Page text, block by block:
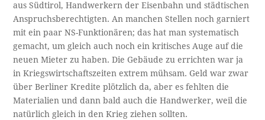
aus Südtirol, Handwerkern der Eisenbahn und städtischen
Anspruchsberechtigten. An manchen Stellen noch garniert
mit ein paar NS-Funktionären; das hat man systematisch
gemacht, um gleich auch noch ein kritisches Auge auf die
neuen Mieter zu haben. Die Gebäude zu errichten war ja
in Kriegswirtschaftszeiten extrem mühsam. Geld war zwar
über Berliner Kredite plötzlich da, aber es fehlten die
Materialien und dann bald auch die Handwerker, weil die
natürlich gleich in den Krieg ziehen sollten.